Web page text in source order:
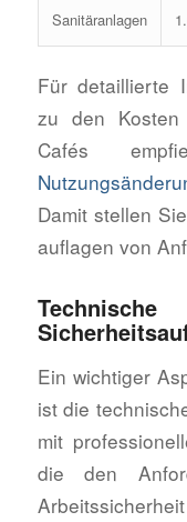
Sanitäranlagen
Für detaillierte
zu den Kosten
Cafés
Damit stellen
auflagen von
Ein wichtiger
ist die
mit
die den